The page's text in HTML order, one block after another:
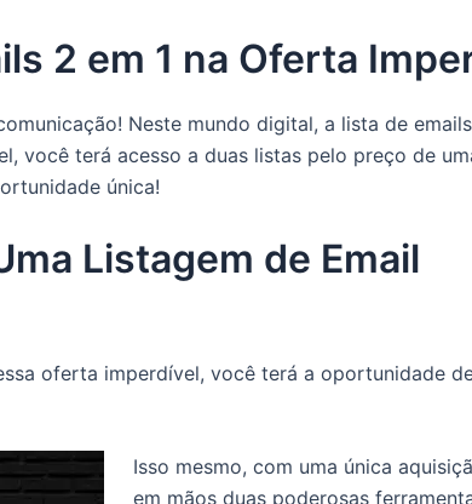
2 em 1 na Oferta
Neste mundo digital, a lista de
você terá acesso a duas listas pelo preço de
única!
Listagem de Email
oferta imperdível, você terá a oportunidade
Isso mesmo, com uma única
em mãos duas poderosas